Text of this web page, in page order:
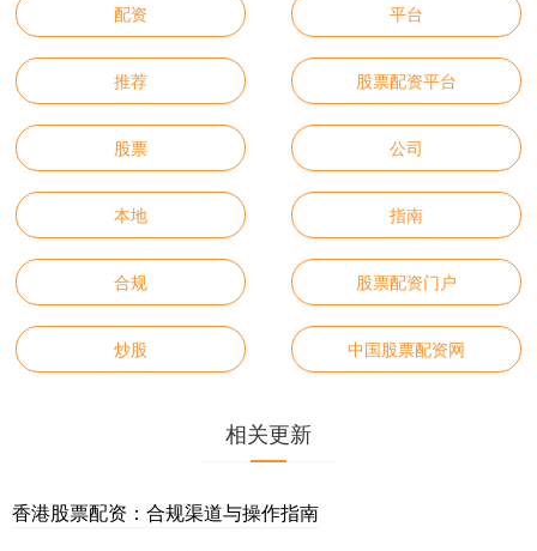
配资 平台
推荐 股票配资平台
股票 公司
本地 指南
合规 股票配资门户
炒股 中国股票配资网
相关更新
香港股票配资：合规渠道与操作指南